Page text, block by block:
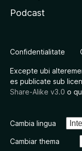
Podcast
Confidentialitate
Excepte ubi
es publicate sub
Share-Alike v3.0 o
Cambia lingua
Cambiar thema